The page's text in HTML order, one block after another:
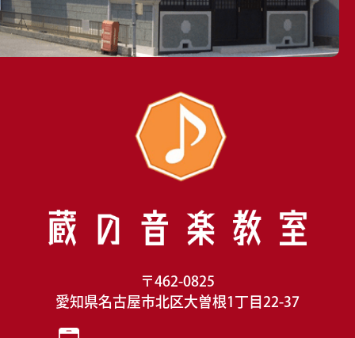
〒462-0825
愛知県名古屋市北区大曽根1丁目22-37